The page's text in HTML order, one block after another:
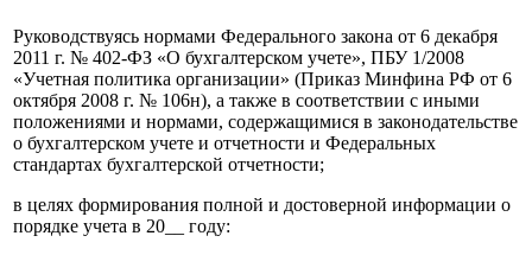
Руководствуясь нормами Федерального закона от 6 декабря
2011 г. № 402-ФЗ «О бухгалтерском учете», ПБУ 1/2008
«Учетная политика организации» (Приказ Минфина РФ от 6
октября 2008 г. № 106н), а также в соответствии с иными
положениями и нормами, содержащимися в законодательстве
о бухгалтерском учете и отчетности и Федеральных
стандартах бухгалтерской отчетности;
в целях формирования полной и достоверной информации о
порядке учета в 20__ году: